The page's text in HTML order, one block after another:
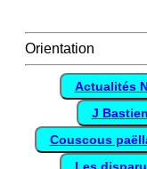
Orientation
Actualités
J
Couscous